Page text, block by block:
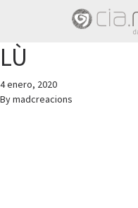
LÙ
4 enero, 2020
Bymadcreacions